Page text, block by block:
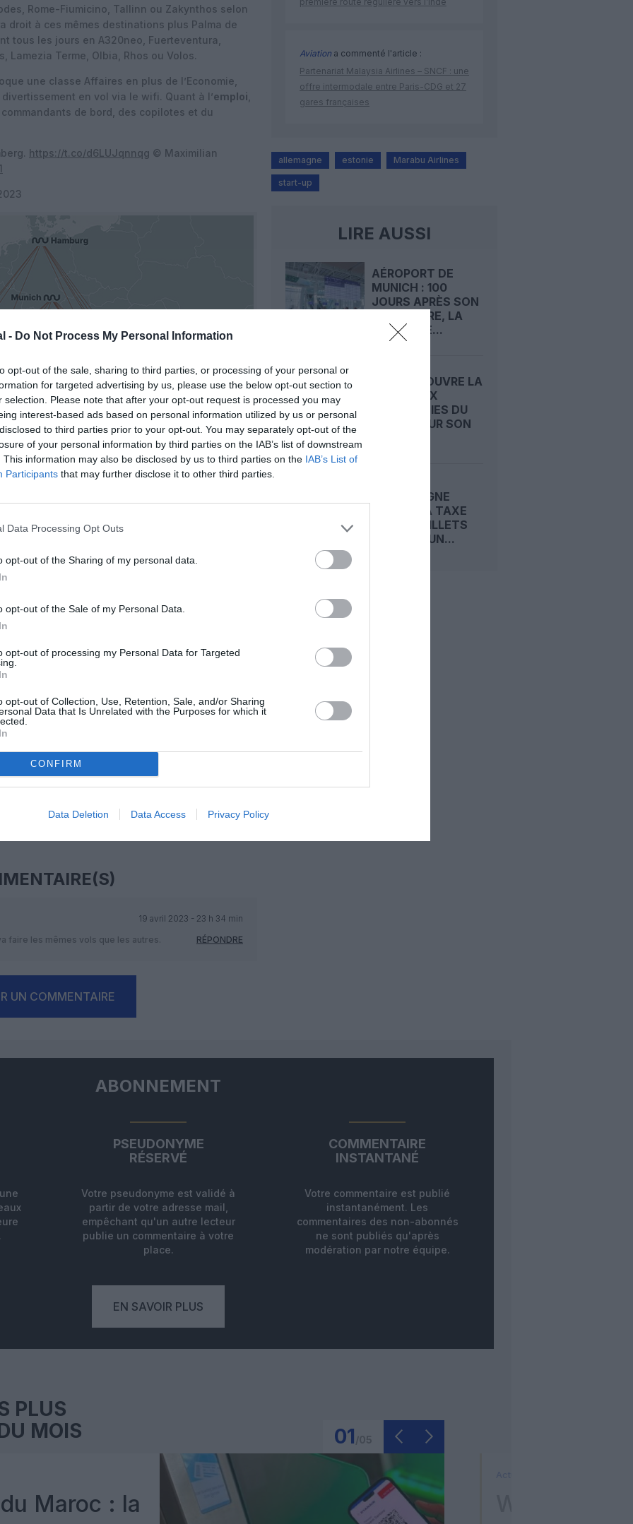
- Do Not Process My Personal Information
opt-out of the sale, sharing to third parties, or processing of your personal or
for targeted advertising by us, please use the below opt-out section to
selection. Please note that after your opt-out request is processed you may
interest-based ads based on personal information utilized by us or personal
to third parties prior to your opt-out. You may separately opt-out of the
of your personal information by third parties on the IAB’s list of downstream
This information may also be disclosed by us to third parties on the IAB’s List of
Participants that may further disclose it to other third parties.
Data Processing Opt Outs
opt-out of the Sharing of my personal data.
opt-out of the Sale of my Personal Data.
opt-out of processing my Personal Data for Targeted
opt-out of Collection, Use, Retention, Sale, and/or Sharing
Data that Is Unrelated with the Purposes for which it
CONFIRM
Data Deletion Data Access Privacy Policy
Rome-Fiumicino, Tallinn ou Zakynthos selon
droit à ces mêmes destinations plus Palma de
tous les jours en A320neo, Fuerteventura,
Lamezia Terme, Olbia, Rhos ou Volos.
une classe Affaires en plus de l’Economie,
en vol via le wifi. Quant à l’emploi
de bord, des copilotes et du
https://t.co/d6LUJqnnqg © Maximilian
apprécié l’article ?
Facebook
Twitter PinterestLinkedInEmail Print
19 avril 2023 - 23 h 34 min
faire les mêmes vols que les autres.
RÉPONDRE
UN COMMENTAIRE
Aviation a commenté l'article :
Partenariat Malaysia Airlines – SNCF : une
offre intermodale entre Paris-CDG et 27
gares françaises
allemagne estonie Marabu Airlines
start-up
LIRE AUSSI
AÉROPORT DE
MUNICH : 100
JOURS APRÈS SON
OUVERTURE, LA
NOUVELLE...
CONDOR OUVRE LA
PORTE AUX
COMPAGNIES DU
GOLFE POUR SON
L’ALLEMAGNE
BAISSE SA TAXE
SUR LES BILLETS
D’AVION : UN...
ABONNEMENT
PSEUDONYME
RÉSERVÉ
Votre pseudonyme est validé à
partir de votre adresse mail,
empêchant qu'un autre lecteur
publie un commentaire à votre
place.
COMMENTAIRE
INSTANTANÉ
Votre commentaire est publié
instantanément. Les
commentaires des non-abonnés
ne sont publiés qu'après
modération par notre équipe.
EN SAVOIR PLUS
PLUS
MOIS
01
Maroc : la